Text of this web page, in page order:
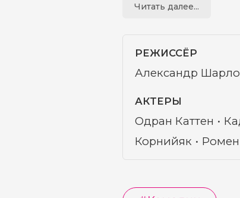
Читать далее...
РЕЖИССЁР
Александр Шарло
АКТЕРЫ
Одран Каттен
Корнийяк